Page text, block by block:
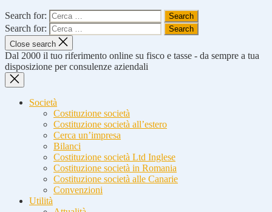
Search for:
Search for:
Close search
Dal 2000 il tuo riferimento online su fisco e tasse - da sempre a tua
disposizione per consulenze aziendali
Società
Costituzione società
Costituzione società all’estero
Cerca un’impresa
Bilanci
Costituzione società Ltd Inglese
Costituzione società in Romania
Costituzione società alle Canarie
Convenzioni
Utilità